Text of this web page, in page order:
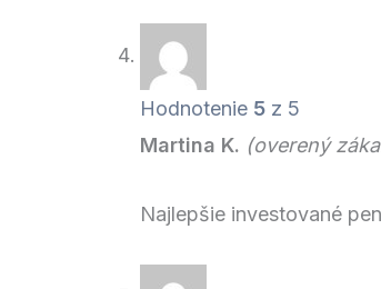
Hodnotenie 5 z 5
Martina K. (overený
Najlepšie investované